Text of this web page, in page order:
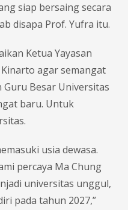
siap bersaing secara
disapa Prof. Yufra itu.
Ketua Yayasan
agar semangat
Besar Universitas
baru. Untuk
usia dewasa.
percaya Ma Chung
universitas unggul,
pada tahun 2027,”